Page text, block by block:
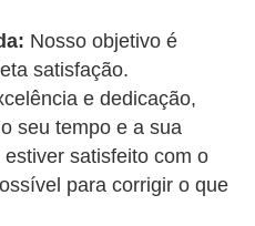
Nosso objetivo é
satisfação.
e dedicação,
seu tempo e a sua
satisfeito com o
para corrigir o que